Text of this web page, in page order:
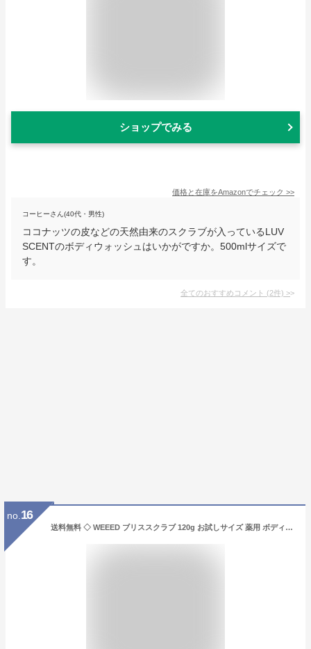
ショップでみる
価格と在庫をAmazonでチェック >>
コーヒーさん(40代・男性)
ココナッツの皮などの天然由来のスクラブが入っているLUV
SCENTのボディウォッシュはいかがですか。500mlサイズで
す。
全てのおすすめコメント (2件) >
no. 16
送料無料 ◇ WEEED ブリススクラブ 120g お試しサイズ 薬用 ボディソープ スクラブ お尻 背中 デリケートゾーン VIO ニキビ対策 ぶつぶつ ザラザラ おしり 黒ずみ スクラブ 肘 脇 膝 かかと